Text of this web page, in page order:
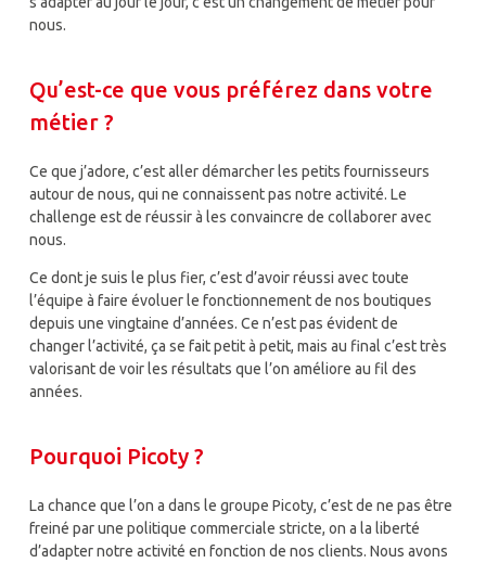
nous.
Qu’est-ce que vous préférez dans votre
métier ?
Ce que j’adore, c’est aller démarcher les petits fournisseurs
autour de nous, qui ne connaissent pas notre activité. Le
challenge est de réussir à les convaincre de collaborer avec
nous.
Ce dont je suis le plus fier, c’est d’avoir réussi avec toute
l’équipe à faire évoluer le fonctionnement de nos boutiques
depuis une vingtaine d’années. Ce n’est pas évident de
changer l’activité, ça se fait petit à petit, mais au final c’est très
valorisant de voir les résultats que l’on améliore au fil des
années.
Pourquoi Picoty ?
La chance que l’on a dans le groupe Picoty, c’est de ne pas être
freiné par une politique commerciale stricte, on a la liberté
d’adapter notre activité en fonction de nos clients. Nous avons